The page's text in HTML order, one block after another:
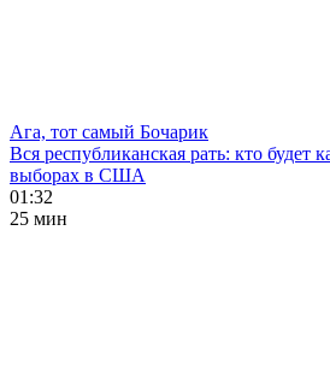
Ага, тот самый Бочарик
Вся республиканская рать: кто будет
выборах в США
01:32
25 мин